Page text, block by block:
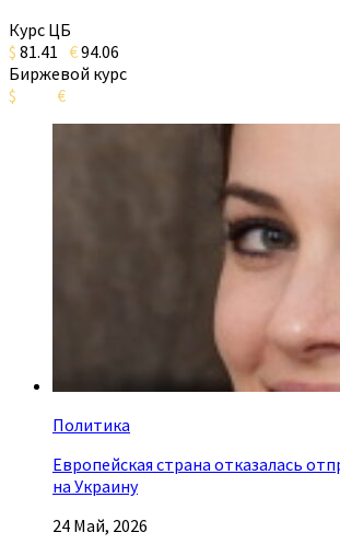
Курс ЦБ
$ 81.41 €94.06
Биржевой курс
$
€
Политика
Европейская страна отказалась
на Украину
24 Май, 2026